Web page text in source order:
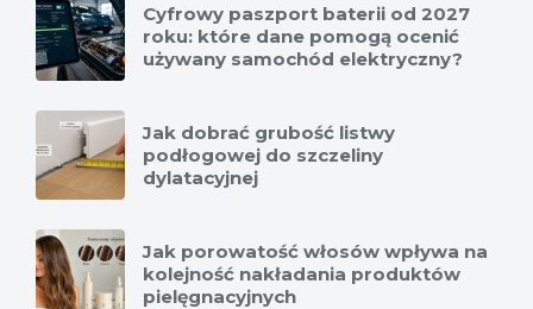
Cyfrowy paszport baterii od 2027
roku: które dane pomogą ocenić
używany samochód elektryczny?
Jak dobrać grubość listwy
podłogowej do szczeliny
dylatacyjnej
Jak porowatość włosów wpływa na
kolejność nakładania produktów
pielęgnacyjnych